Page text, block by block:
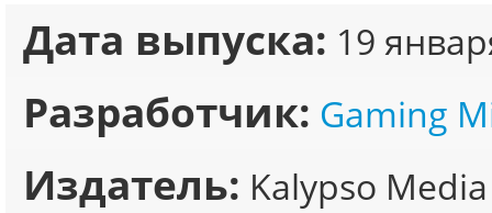
Дата выпуска: 19
Разработчик: Gaming
Издатель: Kalypso Media